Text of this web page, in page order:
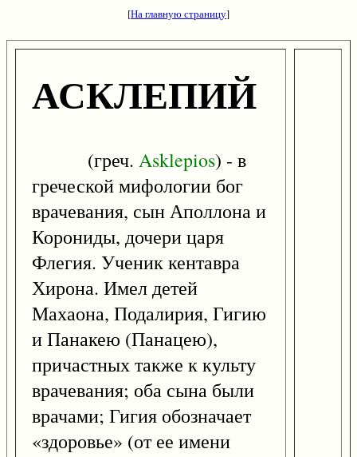
[На главную страницу]
АСКЛЕПИЙ
(греч. Asklepios) - в
греческой мифологии бог
врачевания, сын Аполлона и
Корониды, дочери царя
Флегия. Ученик кентавра
Хирона. Имел детей
Махаона, Подалирия, Гигию
и Панакею (Панацею),
причастных также к культу
врачевания; оба сына были
врачами; Гигия обозначает
«здоровье» (от ее имени